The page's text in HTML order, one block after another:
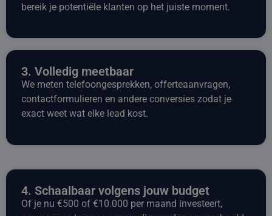
bereik je potentiële klanten op het juiste moment.
3. Volledig meetbaar
We meten telefoongesprekken, offerteaanvragen,
contactformulieren en andere conversies zodat je
exact weet wat elke lead kost.
4. Schaalbaar volgens jouw budget
Of je nu €500 of €10.000 per maand investeert,